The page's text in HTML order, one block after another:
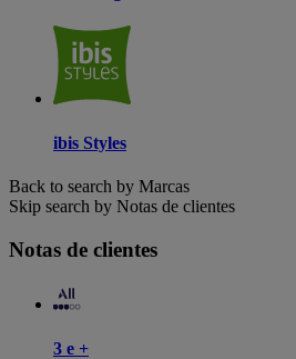
ibis Styles
Back to search by Marcas
Skip search by Notas de clientes
Notas de clientes
3 e +